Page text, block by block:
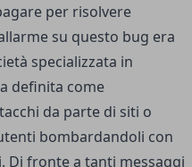
per risolvere
su questo bug era
specializzata in
definita come
da parte di siti o
bombardandoli con
Di fronte a tanti messaggi